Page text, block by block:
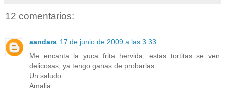
12 comentarios:
aandara 17 de junio de 2009 a las 3:33
Me encanta la yuca frita hervida, estas tortitas se ven
delicosas, ya tengo ganas de probarlas
Un saludo
Amalia